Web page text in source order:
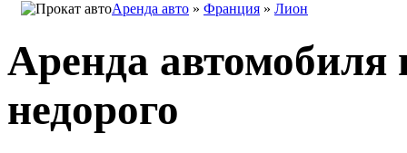
Аренда авто » Франция » Лион
Аренда автомобиля
недорого